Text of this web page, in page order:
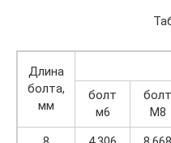
Длина
болта,
мм
болт
м6
болт
М8